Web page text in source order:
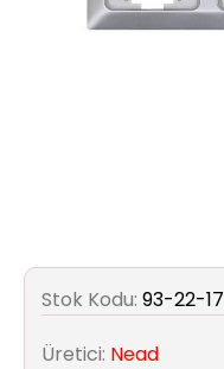
Elektrikli
Araç Şarj
İstasyonları
Stok Kodu: 93-22-17
Üretici: Nead